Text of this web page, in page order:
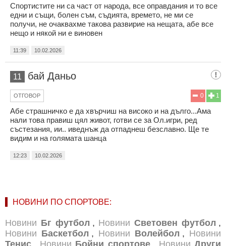
Спортистите ни са част от народа, все оправдания и то все
едни и същи, болен съм, съдията, времето, не ми се
получи, не очаквахме такова развирие на нещата, абе все
нещо и някой ни е виновен
11:39 10.02.2026
11 бай Даньо
1
0
ОТГОВОР
Абе страшничко е да хвърчиш на високо и на дълго...Ама
нали това правиш цял живот, готви се за Ол.игри, ред
състезания, ии.. иведнъж да отпаднеш безславно. Ще те
видим и на голямата шанца
12:23 10.02.2026
НОВИНИ ПО СПОРТОВЕ:
Новини Бг футбол , Новини Световен футбол ,
Новини Баскетбол , Новини Волейбол , Новини
Тенис
Новини Бойни спортове Новини Други